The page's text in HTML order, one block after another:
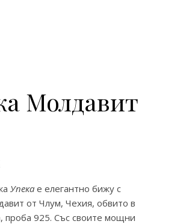
Молдавит
was: 140,61 €.
Текущата цена е: 98,42 €.
Упека е елегантно бижу с
от Члум, Чехия, обвито в
проба 925. Със своите мощни